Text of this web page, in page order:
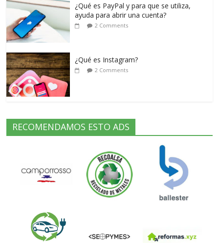
¿Qué es PayPal y para que se utiliza,
ayuda para abrir una cuenta?
2 Comments
¿Qué es Instagram?
2 Comments
RECOMENDAMOS ESTO ADS